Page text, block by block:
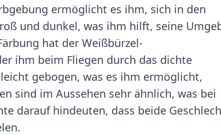
ermöglicht es ihm, sich in den
und dunkel, was ihm hilft, seine
hat der Weißbürzel-
ihm beim Fliegen durch das dichte
gebogen, was es ihm ermöglicht,
sind im Aussehen sehr ähnlich, was bei
darauf hindeuten, dass beide